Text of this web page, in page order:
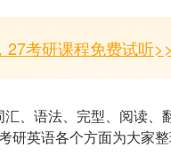
27考研课程免费试听
、语法、完型、阅读
研英语各个方面为大家